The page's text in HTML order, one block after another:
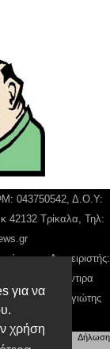
για να
χρήση
043750542, Δ.Ο.Υ:
42132 Τρίκαλα, Τηλ:
και Διαχειριστής:
Διευθύντιρα
name Παναγιώτης
|Όροι χρήσης
Δήλωση